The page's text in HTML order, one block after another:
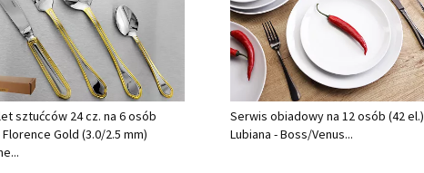
sztućców 24 cz. na 6 osób
Florence Gold (3.0/2.5 mm)
Serwis obiadowy na 12 osób (42 el.)
Lubiana - Boss/Venus...